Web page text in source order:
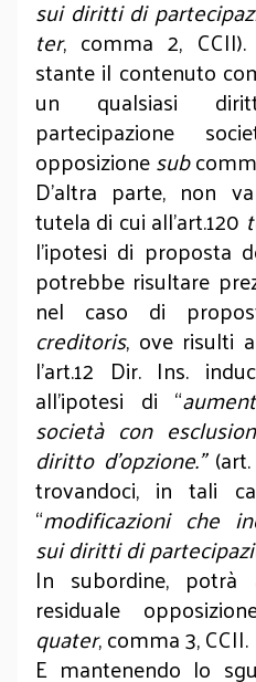
sui diritti di
ter, comma 2,
stante il contenuto
un qualsiasi
partecipazione
opposizionesub
D’altra parte, non
tutela di cui all’art.120
l’ipotesi di proposta
potrebbe risultare
nel caso di
creditoris, ove risulti
l’art.12 Dir. Ins.
all’ipotesi di “
società con
diritto d’opzione.”(art.
trovandoci, in tali
“modificazioni che
sui diritti di
In subordine, potrà
residuale
quater, comma 3, CCII.
E mantenendo lo